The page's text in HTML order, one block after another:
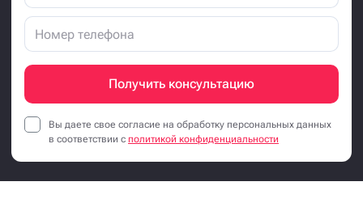
Получить консультацию
Вы даете свое согласие на обработку персональных данных
в соответствии с политикой конфиденциальности